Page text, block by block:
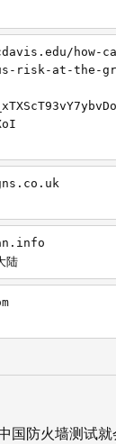
how-
risk-at-the-
陆
国防火墙测试就